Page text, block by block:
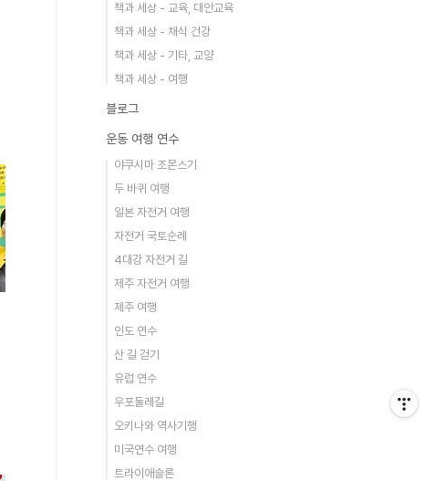
책과 세상 - 교육, 대안교육
책과 세상 - 채식 건강
책과 세상 - 기타, 교양
책과 세상 - 여행
블로그
운동 여행 연수
야쿠시마 조몬스기
두 바퀴 여행
일본 자전거 여행
자전거 국토순례
4대강 자전거 길
제주 자전거 여행
제주 여행
인도 연수
산 길 걷기
유럽 연수
우포둘레길
오키나와 역사기행
미국연수 여행
트라이애슬론